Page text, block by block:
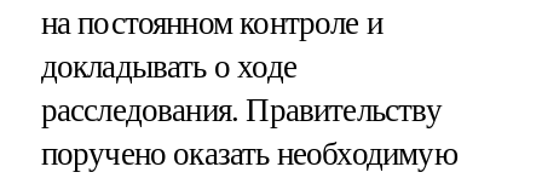
на постоянном контроле и
докладывать о ходе
расследования. Правительству
поручено оказать необходимую